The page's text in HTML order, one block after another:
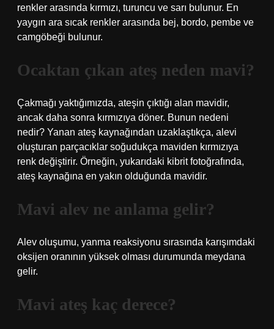
renkler arasında kırmızı, turuncu ve sarı bulunur. En
yaygın ara sıcak renkler arasında bej, bordo, pembe ve
camgöbeği bulunur.
Ocaktan çıkan ateş neden mavi?
Çakmağı yaktığımızda, ateşin çıktığı alan mavidir,
ancak daha sonra kırmızıya döner. Bunun nedeni
nedir? Yanan ateş kaynağından uzaklaştıkça, alevi
oluşturan parçacıklar soğudukça maviden kırmızıya
renk değiştirir. Örneğin, yukarıdaki kibrit fotoğrafında,
ateş kaynağına en yakın olduğunda mavidir.
Mavi alev ne anlama gelir?
Alev oluşumu, yanma reaksiyonu sırasında karışımdaki
oksijen oranının yüksek olması durumunda meydana
gelir.
Mavi ateş kaç derece?